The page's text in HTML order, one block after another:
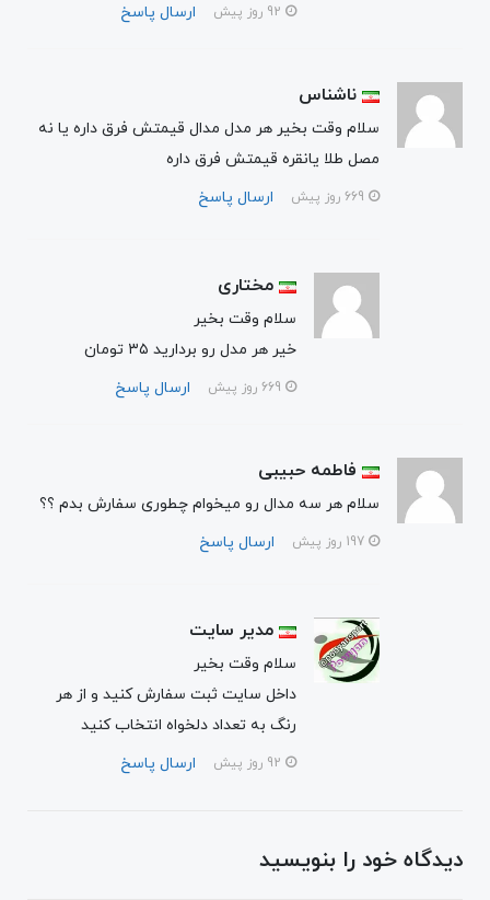
ارسال پاسخ
ناشناس
سلام وقت بخیر هر مدل مدال قیمتش فرق داره یا نه
مصل طلا یانقره قیمتش فرق داره
ارسال پاسخ
مختاری
سلام وقت بخیر
خیر هر مدل رو بردارید ۳۵ تومان
ارسال پاسخ
فاطمه حبیبی
سلام هر سه مدال رو میخوام چطوری سفارش بدم ؟؟
ارسال پاسخ
مدیر سایت
سلام وقت بخیر
داخل سایت ثبت سفارش کنید و از هر
رنگ به تعداد دلخواه انتخاب کنید
ارسال پاسخ
دیدگاه خود را بنویسید